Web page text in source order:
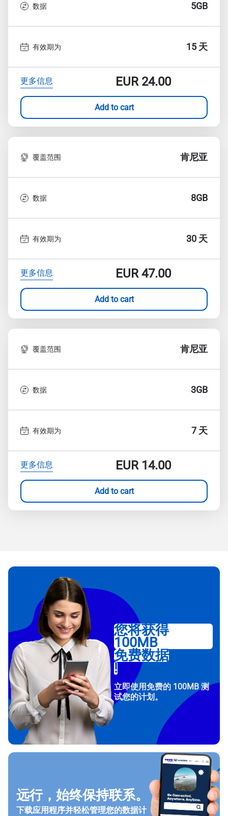
数据 5GB
有效期为 15 天
更多信息 EUR24.00
Add to cart
覆盖范围 肯尼亚
数据 8GB
有效期为 30 天
更多信息 EUR47.00
Add to cart
覆盖范围 肯尼亚
数据 3GB
有效期为 7 天
更多信息 EUR14.00
Add to cart
您将获得
100MB
免费数据
!
立即使用免费的 100MB 测
试您的计划。
远行，始终保持联系。
下载应用程序并轻松管理您的数据计